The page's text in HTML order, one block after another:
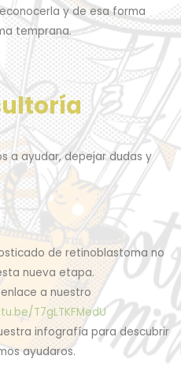
y de esa forma
temprana.
a ayudar, depejar dudas y
de retinoblastoma no
nueva etapa.
a nuestro
T7gLTKFMedU
infografía para descubrir
ayudaros.